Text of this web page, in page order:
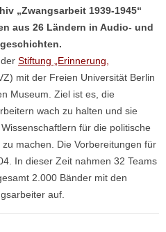
„Zwangsarbeit 1939-1945“
aus 26 Ländern in Audio- und
Stiftung „Erinnerung,
mit der Freien Universität Berlin
Museum. Ziel ist es, die
wach zu halten und sie
für die politische
machen. Die Vorbereitungen für
In dieser Zeit nahmen 32 Teams
2.000 Bänder mit den
auf.